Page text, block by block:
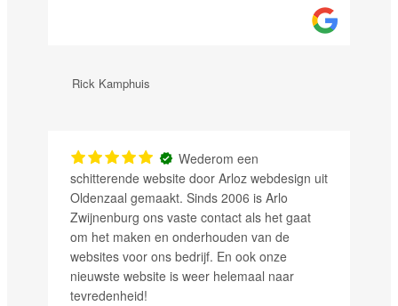
Rick Kamphuis
Wederom een
schitterende website door Arloz webdesign uit
Oldenzaal gemaakt. Sinds 2006 is Arlo
Zwijnenburg ons vaste contact als het gaat
om het maken en onderhouden van de
websites voor ons bedrijf. En ook onze
nieuwste website is weer helemaal naar
tevredenheid!